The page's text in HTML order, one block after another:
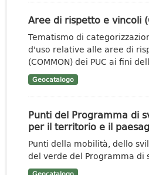
Aree di rispetto e vincoli
Tematismo di
d'uso relative alle aree di
(COMMON) dei PUC ai fini
Geocatalogo
Punti del Programma di
per il territorio e il
Punti della mobilità, dello
del verde del Programma di